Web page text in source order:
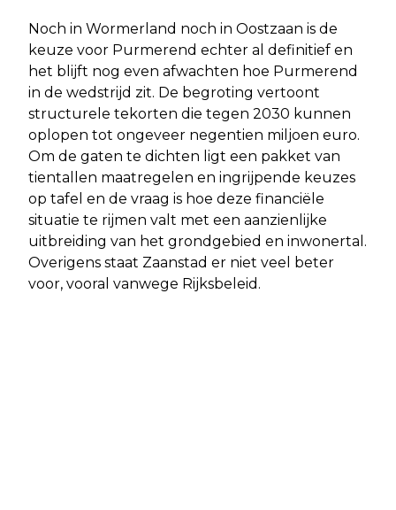
Noch in Wormerland noch in Oostzaan is de
keuze voor Purmerend echter al definitief en
het blijft nog even afwachten hoe Purmerend
in de wedstrijd zit. De begroting vertoont
structurele tekorten die tegen 2030 kunnen
oplopen tot ongeveer negentien miljoen euro.
Om de gaten te dichten ligt een pakket van
tientallen maatregelen en ingrijpende keuzes
op tafel en de vraag is hoe deze financiële
situatie te rijmen valt met een aanzienlijke
uitbreiding van het grondgebied en inwonertal.
Overigens staat Zaanstad er niet veel beter
voor, vooral vanwege Rijksbeleid.